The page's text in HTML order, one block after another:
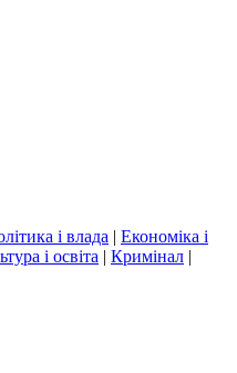
і влада | Економіка і
і освіта | Кримінал |